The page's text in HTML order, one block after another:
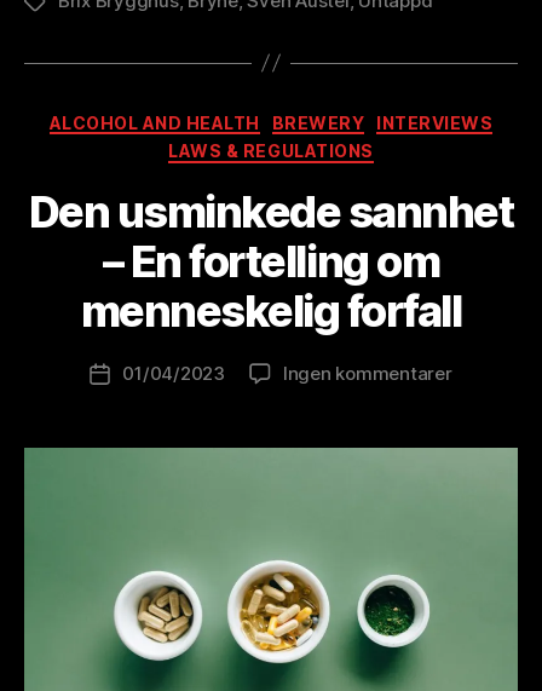
Kategorier
ALCOHOL AND HEALTH BREWERY
INTERVIEWS
LAWS & REGULATIONS
Den usminkede sannhet
– En fortelling om
menneskelig forfall
Innleggsforfatter
v
B
w
l
o
Publiseringsdato
01/04/2023 Ingen kommentarertil
sannhet